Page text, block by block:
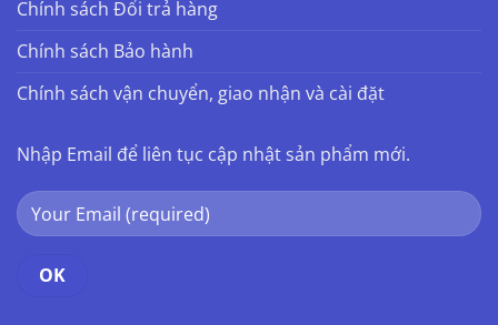
Chính sách Đổi trả hàng
Chính sách Bảo hành
Chính sách vận chuyển, giao nhận và cài đặt
Nhập Email để liên tục cập nhật sản phẩm mới.